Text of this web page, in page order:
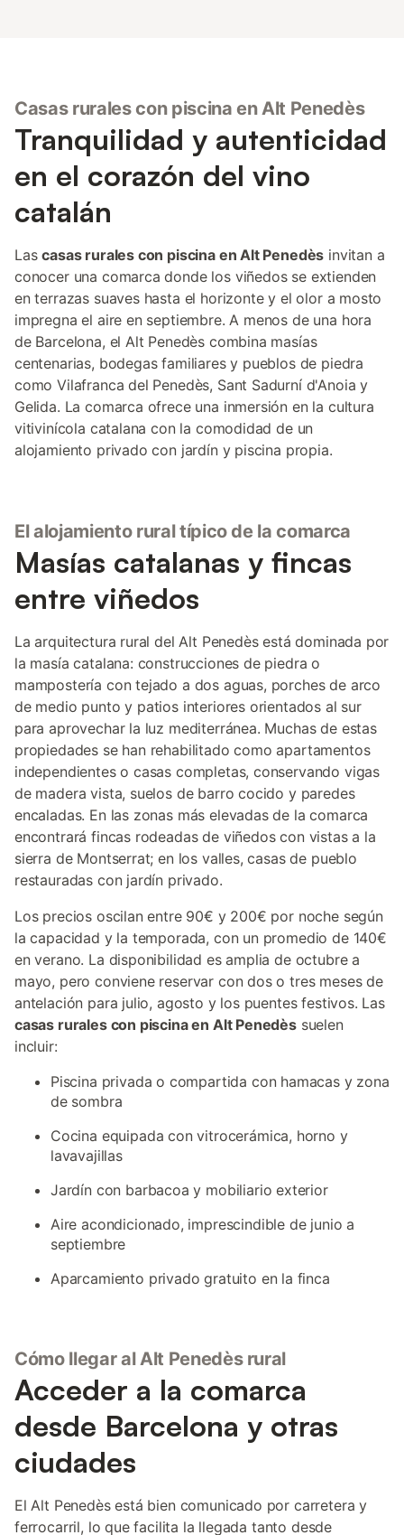
Casas rurales con piscina en Alt Penedès
Tranquilidad y autenticidad
en el corazón del vino
catalán
Lascasas rurales con piscina en Alt Penedès invitan a
conocer una comarca donde los viñedos se extienden
en terrazas suaves hasta el horizonte y el olor a mosto
impregna el aire en septiembre. A menos de una hora
de Barcelona, el Alt Penedès combina masías
centenarias, bodegas familiares y pueblos de piedra
como Vilafranca del Penedès, Sant Sadurní d'Anoia y
Gelida. La comarca ofrece una inmersión en la cultura
vitivinícola catalana con la comodidad de un
alojamiento privado con jardín y piscina propia.
El alojamiento rural típico de la comarca
Masías catalanas y fincas
entre viñedos
La arquitectura rural del Alt Penedès está dominada por
la masía catalana: construcciones de piedra o
mampostería con tejado a dos aguas, porches de arco
de medio punto y patios interiores orientados al sur
para aprovechar la luz mediterránea. Muchas de estas
propiedades se han rehabilitado como apartamentos
independientes o casas completas, conservando vigas
de madera vista, suelos de barro cocido y paredes
encaladas. En las zonas más elevadas de la comarca
encontrará fincas rodeadas de viñedos con vistas a la
sierra de Montserrat; en los valles, casas de pueblo
restauradas con jardín privado.
Los precios oscilan entre 90€ y 200€ por noche según
la capacidad y la temporada, con un promedio de 140€
en verano. La disponibilidad es amplia de octubre a
mayo, pero conviene reservar con dos o tres meses de
antelación para julio, agosto y los puentes festivos. Las
casas rurales con piscina en Alt Penedèssuelen
incluir:
Piscina privada o compartida con hamacas y zona
de sombra
Cocina equipada con vitrocerámica, horno y
lavavajillas
Jardín con barbacoa y mobiliario exterior
Aire acondicionado, imprescindible de junio a
septiembre
Aparcamiento privado gratuito en la finca
Cómo llegar al Alt Penedès rural
Acceder a la comarca
desde Barcelona y otras
ciudades
El Alt Penedès está bien comunicado por carretera y
ferrocarril, lo que facilita la llegada tanto desde